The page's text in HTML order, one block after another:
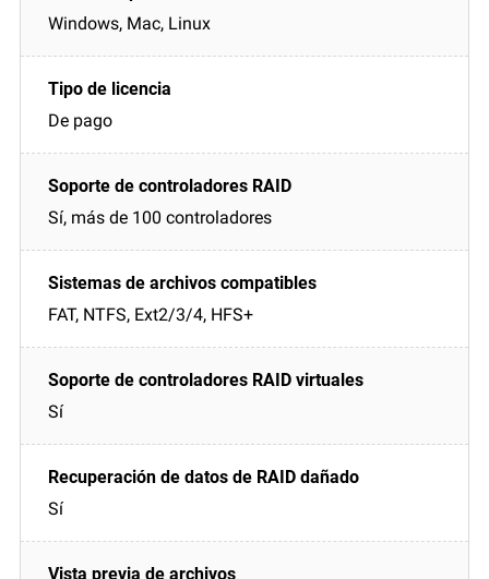
Windows, Mac, Linux
De pago
Sí, más de 100 controladores
FAT, NTFS, Ext2/3/4, HFS+
Sí
Sí